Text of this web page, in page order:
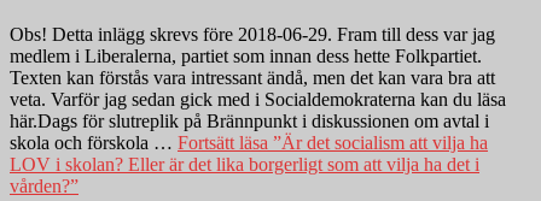
Obs! Detta inlägg skrevs före 2018-06-29. Fram till dess var jag
medlem i Liberalerna, partiet som innan dess hette Folkpartiet.
Texten kan förstås vara intressant ändå, men det kan vara bra att
veta. Varför jag sedan gick med i Socialdemokraterna kan du läsa
här.Dags för slutreplik på Brännpunkt i diskussionen om avtal i
skola och förskola … Fortsätt läsa ”Är det socialism att vilja ha
LOV i skolan? Eller är det lika borgerligt som att vilja ha det i
vården?”